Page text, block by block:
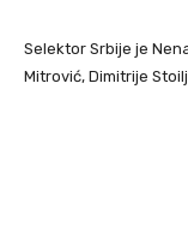
Selektor Srbije je
Mitrović, Dimitrije